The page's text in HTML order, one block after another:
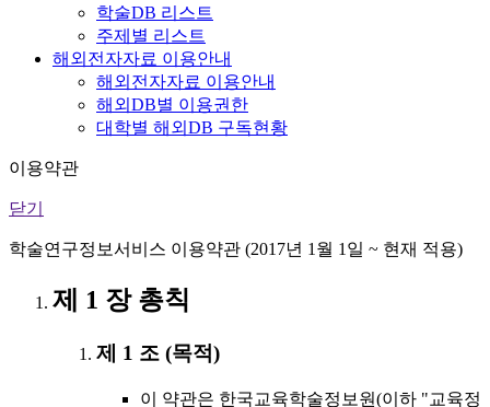
학술DB 리스트
주제별 리스트
해외전자자료 이용안내
해외전자자료 이용안내
해외DB별 이용권한
대학별 해외DB 구독현황
이용약관
닫기
학술연구정보서비스 이용약관 (2017년 1월 1일 ~ 현재 적용)
제 1 장 총칙
제 1 조 (목적)
이 약관은 한국교육학술정보원(이하 "교육정